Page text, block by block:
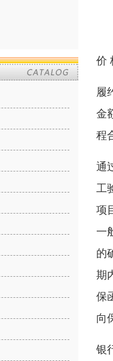
价
履
金
程
通
工
项
一
的
期
保
向
银